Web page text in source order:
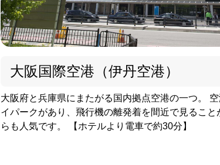
大阪国際空港（伊丹空港）
大阪府と兵庫県にまたがる国内拠点空港の一つ。
イパークがあり、飛行機の離発着を間近で見ること
らも人気です。 【ホテルより電車で約30分】